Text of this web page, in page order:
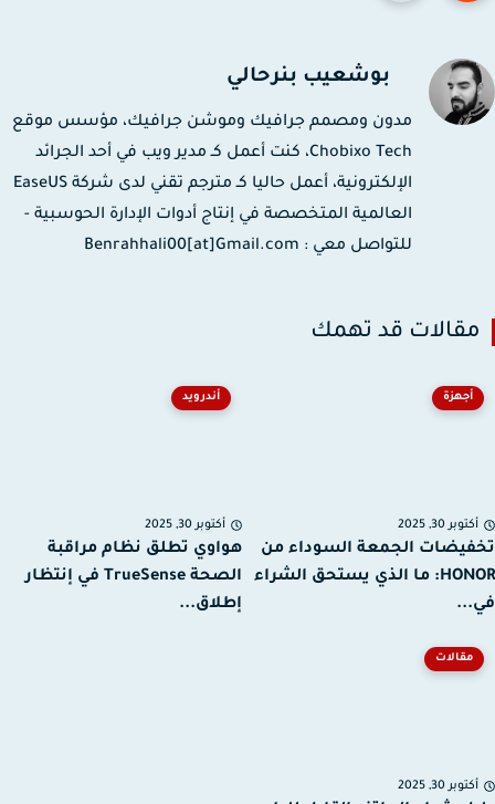
بوشعيب بنرحالي
مدون ومصمم جرافيك وموشن جرافيك، مؤسس موقع
Chobixo Tech، كنت أعمل كـ مدير ويب في أحد الجرائد
الإلكترونية، أعمل حاليا كـ مترجم تقني لدى شركة EaseUS
العالمية المتخصصة في إنتاج أدوات الإدارة الحوسبية -
للتواصل معي : Benrahhali00[at]Gmail.com
قد تهمك
أجهزة
30, 2025
الجمعة السوداء من
HONOR: ما الذي يستحق الشراء
أندرويد
أكتوبر 30, 2025
هواوي تطلق نظام مراقبة
الصحة TrueSense في إنتظار
إطلاق...
مقالات
30, 2025